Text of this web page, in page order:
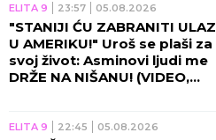
ELITA 9 23:57 05.08.2026
"STANIJI ĆU ZABRANITI ULAZ
U AMERIKU!" Uroš se plaši za
svoj život: Asminovi ljudi me
DRŽE NA NIŠANU! (VIDEO,
ELITA 9 22:45 05.08.2026